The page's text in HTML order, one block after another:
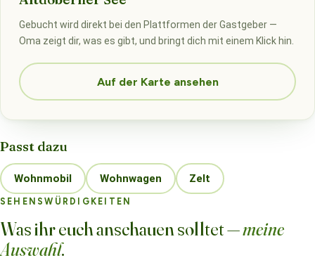
Gebucht wird direkt bei den Plattformen der Gastgeber —
Oma zeigt dir, was es gibt, und bringt dich mit einem Klick hin.
Auf der Karte ansehen
Passt dazu
Wohnmobil Wohnwagen Zelt
SEHENSWÜRDIGKEITEN
Was ihr euch anschauen solltet —meine
Auswahl.